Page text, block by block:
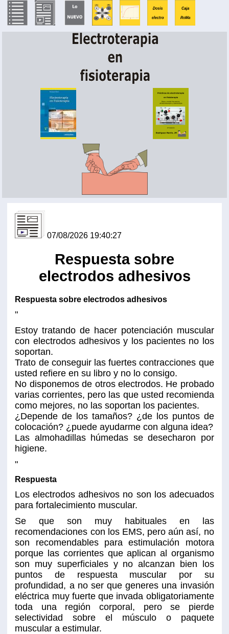
07/08/2026 19:40:27
Respuesta sobre
electrodos adhesivos
Respuesta sobre electrodos adhesivos
"
Estoy tratando de hacer potenciación muscular
con electrodos adhesivos y los pacientes no los
soportan.
Trato de conseguir las fuertes contracciones que
usted refiere en su libro y no lo consigo.
No disponemos de otros electrodos. He probado
varias corrientes, pero las que usted recomienda
como mejores, no las soportan los pacientes.
¿Depende de los tamaños? ¿de los puntos de
colocación? ¿puede ayudarme con alguna idea?
Las almohadillas húmedas se desecharon por
higiene.
"
Respuesta
Los electrodos adhesivos no son los adecuados
para fortalecimiento muscular.
Se que son muy habituales en las
recomendaciones con los EMS, pero aún así, no
son recomendables para estimulación motora
porque las corrientes que aplican al organismo
son muy superficiales y no alcanzan bien los
puntos de respuesta muscular por su
profundidad, a no ser que generes una invasión
eléctrica muy fuerte que invada obligatoriamente
toda una región corporal, pero se pierde
selectividad sobre el músculo o paquete
muscular a estimular.